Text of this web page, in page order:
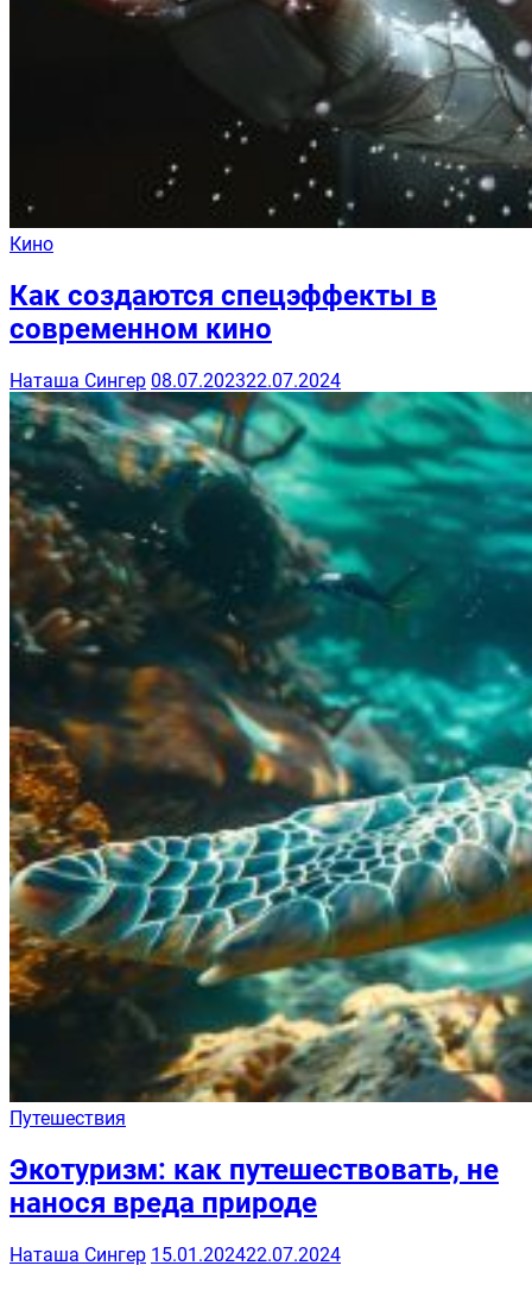
Кино
Как создаются спецэффекты в
современном кино
Наташа Сингер 08.07.202322.07.2024
Путешествия
Экотуризм: как путешествовать, не
нанося вреда природе
Наташа Сингер 15.01.202422.07.2024